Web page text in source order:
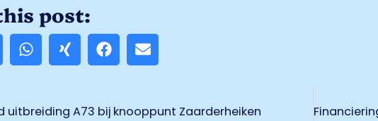
post:
uitbreiding A73 bij knooppunt Zaarderheiken